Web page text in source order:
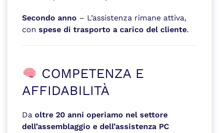
Secondo anno – L’assistenza rimane attiva,
con spese di trasporto a carico del cliente.
COMPETENZA E
AFFIDABILITÀ
Da oltre 20 anni operiamo nel settore
dell’assemblaggio e dell’assistenza PC